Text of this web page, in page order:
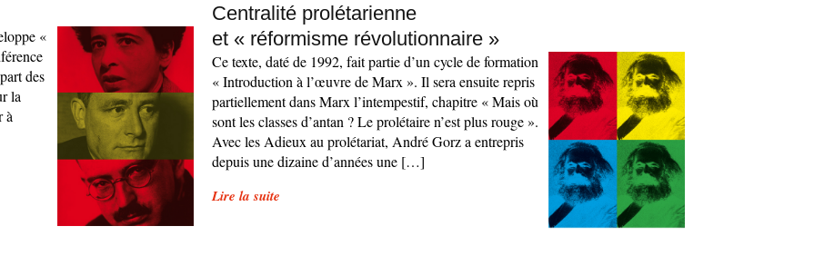
«
des
la
à
Centralité prolétarienne
et « réformisme révolutionnaire »
Ce texte, daté de 1992, fait partie d’un cycle de formation
« Introduction à l’œuvre de Marx ». Il sera ensuite repris
partiellement dans Marx l’intempestif, chapitre « Mais où
sont les classes d’antan ? Le prolétaire n’est plus rouge ».
Avec les Adieux au prolétariat, André Gorz a entrepris
depuis une dizaine d’années une […]
Lire la suite